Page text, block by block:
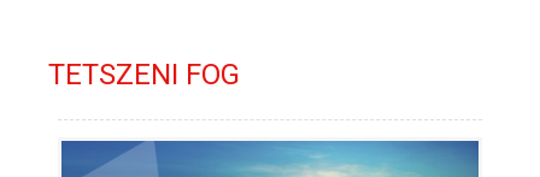
TETSZENI FOG